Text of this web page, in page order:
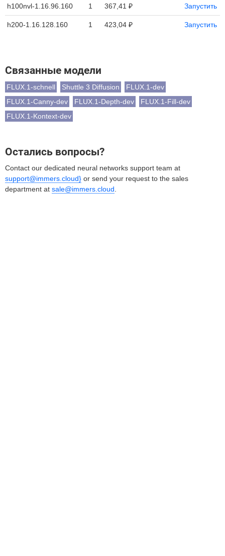
h100nvl-1.16.96.160 1 367,41 ₽ Запустить
h200-1.16.128.160 1 423,04 ₽ Запустить
Связанные модели
FLUX.1-schnell Shuttle 3 Diffusion
FLUX.1-dev
FLUX.1-Canny-dev
FLUX.1-Depth-dev
FLUX.1-Fill-dev
FLUX.1-Kontext-dev
Остались вопросы?
Contact our dedicated neural networks support team at
support@immers.cloud} or send your request to the sales
department at sale@immers.cloud